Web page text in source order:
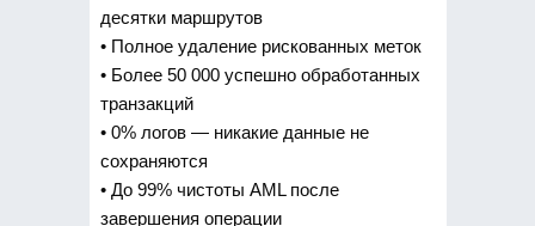
десятки маршрутов
• Полное удаление рискованных меток
• Более 50 000 успешно обработанных
транзакций
• 0% логов — никакие данные не
сохраняются
• До 99% чистоты AML после
завершения операции